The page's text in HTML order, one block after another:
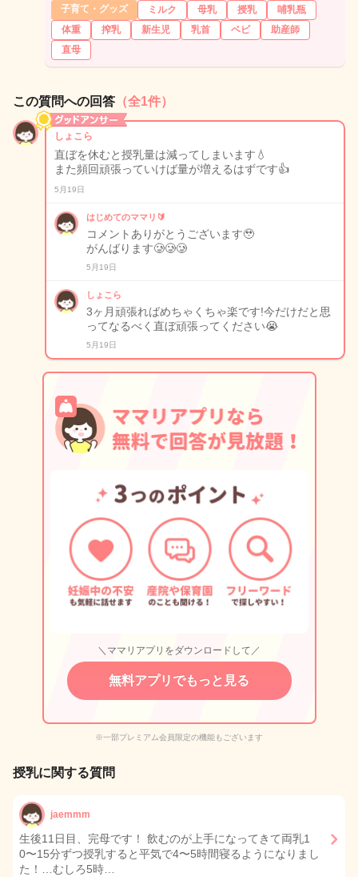
子育て・グッズ
ミルク 母乳 授乳
哺乳瓶
体重
搾乳 新生児 乳首 ベビ
助産師
直母
この質問への回答 （全1件）
しょこら
直ぼを休むと授乳量は減ってしまいます💧
また頻回頑張っていけば量が増えるはずです👍
5月19日
はじめてのママリ🔰
コメントありがとうございます🥹
がんばります🥲🥲🥲
5月19日
しょこら
3ヶ月頑張ればめちゃくちゃ楽です!今だけだと思
ってなるべく直ぼ頑張ってください😭
5月19日
＼ママリアプリをダウンロードして／
無料アプリでもっと見る
※一部プレミアム会員限定の機能もございます
授乳に関する質問
jaemmm
生後11日目、完母です！ 飲むのが上手になってきて両乳1
0〜15分ずつ授乳すると平気で4〜5時間寝るようになりまし
た！…むしろ5時…